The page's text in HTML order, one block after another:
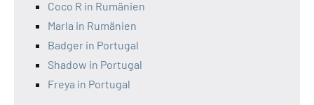
Coco R in Rumänien
Marla in Rumänien
Badger in Portugal
Shadow in Portugal
Freya in Portugal